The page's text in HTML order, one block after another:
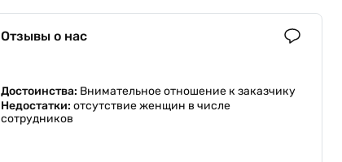
Отзывы о нас
Достоинства: Внимательное отношение к заказчику
Недостатки: отсутствие женщин в числе
сотрудников